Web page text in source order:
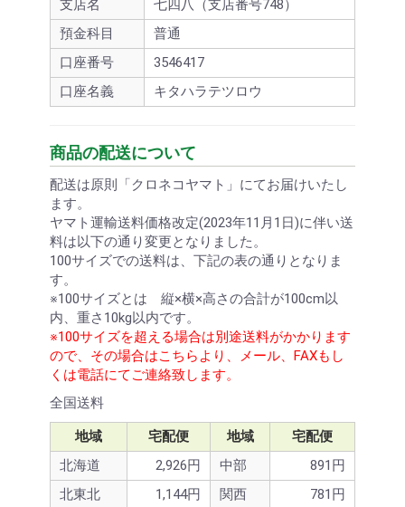
支店名
七四八（支店番号748）
預金科目
普通
口座番号
3546417
口座名義
キタハラテツロウ
商品の配送について
配送は原則「クロネコヤマト」にてお届けいたし
ます。
ヤマト運輸送料価格改定(2023年11月1日)に伴い送
料は以下の通り変更となりました。
100サイズでの送料は、下記の表の通りとなりま
す。
※100サイズとは 縦×横×高さの合計が100cm以
内、重さ10kg以内です。
※100サイズを超える場合は別途送料がかかります
ので、その場合はこちらより、メール、FAXもし
くは電話にてご連絡致します。
全国送料
地域 宅配便 地域
宅配便
北海道
2,926円 中部
891円
北東北
1,144円 関西
781円